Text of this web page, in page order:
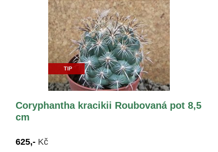
TIP
Coryphantha kracikii Roubovaná pot 8,5
cm
625,- Kč